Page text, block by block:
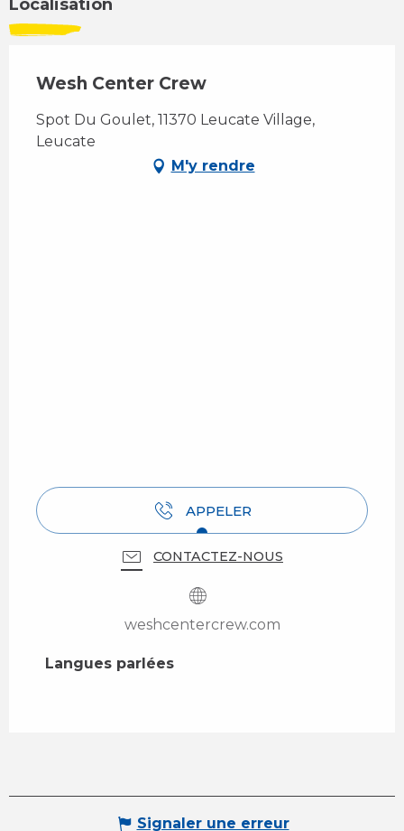
Localisation
Wesh Center Crew
Spot Du Goulet, 11370 Leucate Village,
Leucate
M'y rendre
APPELER
CONTACTEZ-NOUS
weshcentercrew.com
Langues parlées
Langues parlées
Signaler une erreur